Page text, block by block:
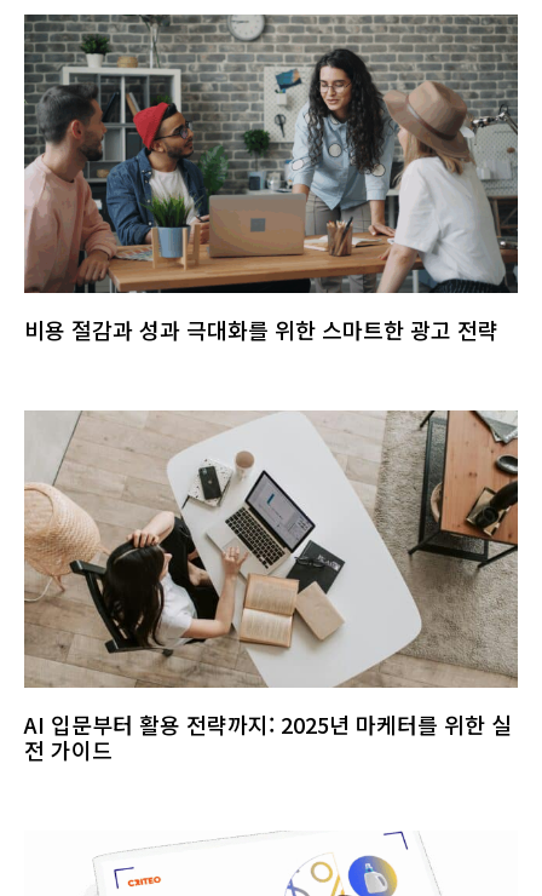
비용 절감과 성과 극대화를 위한 스마트한 광고 전략
AI 입문부터 활용 전략까지: 2025년 마케터를 위한 실
전 가이드